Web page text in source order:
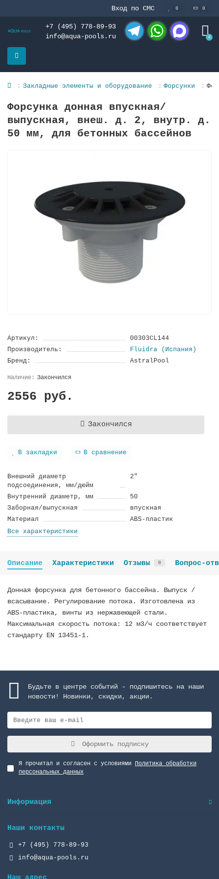
Вход по СМС 0 0
+7 (495) 778-89-93
info@aqua-pools.ru
0
Закладные элементы и оборудование Форсунки
Форсунка донная впускная/
выпускная, внеш. д. 2, внутр. д.
50 мм, для бeтонных бассейнов
Артикул:
00303CL144
Производитель:
Fluidra (Испания)
Бренд:
AstralPool
Закончился
2556 руб.
Закончился
В закладки В сравнение
Внешний диаметр
подсоединения, мм/дюйм
2"
Внутренний диаметр, мм
50
Заборная/выпускная
впускная
Материал
ABS-пластик
Все характеристики
Описание Характеристики Отзывы 0 Вопрос-
Донная форсунка для бетонного бассейна. Выпуск /
всасывание. Регулирование потока. Изготовлена из
ABS-пластика, винты из нержавеющей стали.
Максимальная скорость потока: 12 м3/ч соответствует
стандарту EN 13451-1.
Будьте в центре событий - подпишитесь на наши
новости! Новинки, скидки, акции.
Оформить подписку
Я прочитал и согласен с условиями Политика обработки
персональных данных
Информация
Наши контакты
+7 (495) 778-89-93
info@aqua-pools.ru